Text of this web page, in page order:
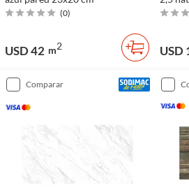
(0)
USD 42 m2 USD
comparar